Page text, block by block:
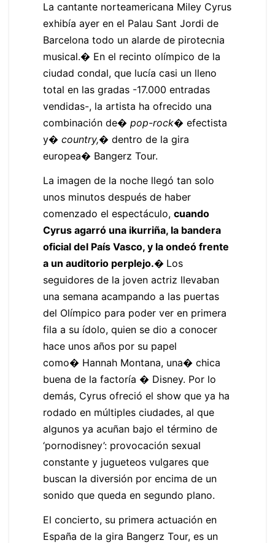
La cantante norteamericana Miley Cyrus
exhibía ayer en el Palau Sant Jordi de
Barcelona todo un alarde de pirotecnia
musical.� En el recinto olímpico de la
ciudad condal, que lucía casi un lleno
total en las gradas -17.000 entradas
vendidas-, la artista ha ofrecido una
combinación de� pop-rock� efectista
y� country,� dentro de la gira
europea� Bangerz Tour.
La imagen de la noche llegó tan solo
unos minutos después de haber
comenzado el espectáculo, cuando
Cyrus agarró una ikurriña, la bandera
oficial del País Vasco, y la ondeó frente
a un auditorio perplejo.� Los
seguidores de la joven actriz llevaban
una semana acampando a las puertas
del Olímpico para poder ver en primera
fila a su ídolo, quien se dio a conocer
hace unos años por su papel
como� Hannah Montana, una� chica
buena de la factoría � Disney. Por lo
demás, Cyrus ofreció el show que ya ha
rodado en múltiples ciudades, al que
algunos ya acuñan bajo el término de
‘pornodisney’: provocación sexual
constante y jugueteos vulgares que
buscan la diversión por encima de un
sonido que queda en segundo plano.
El concierto, su primera actuación en
España de la gira Bangerz Tour, es un